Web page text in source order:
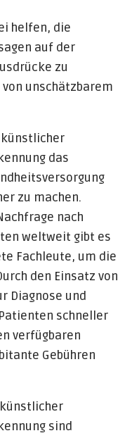
helfen, die
auf der
zu
unschätzbarem
künstlicher
das
zu machen.
nach
weltweit gibt es
Fachleute, um die
den Einsatz von
Diagnose und
schneller
verfügbaren
Gebühren
sind